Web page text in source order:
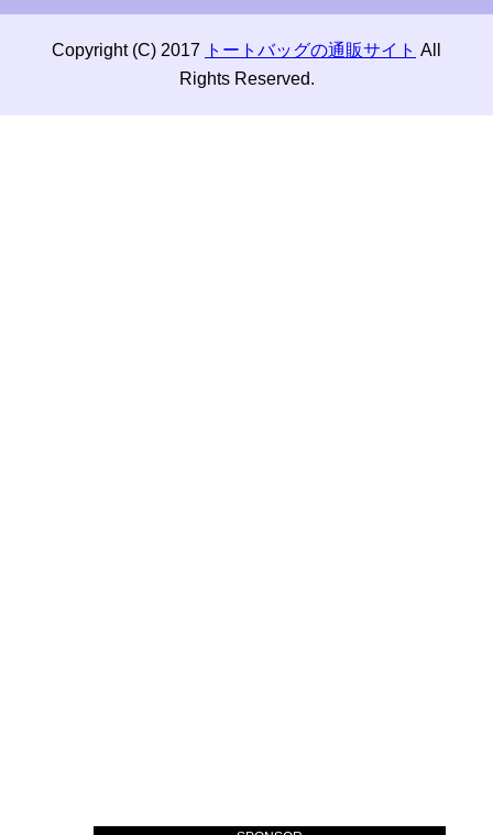
Copyright (C) 2017 トートバッグの通販サイト All
Rights Reserved.